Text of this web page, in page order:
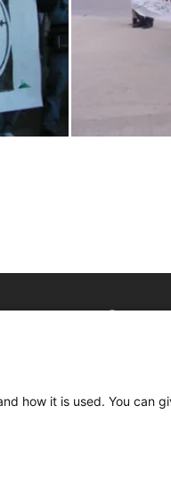
how it is used. You can